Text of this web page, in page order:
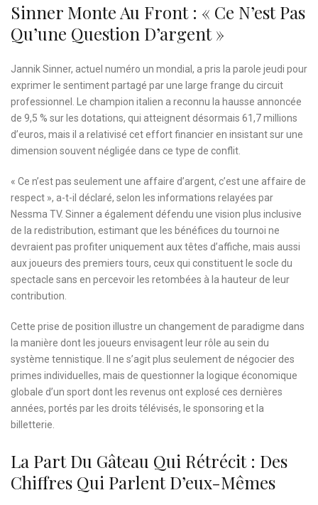
Sinner Monte Au Front : « Ce N’est Pas
Qu’une Question D’argent »
Jannik Sinner, actuel numéro un mondial, a pris la parole jeudi pour
exprimer le sentiment partagé par une large frange du circuit
professionnel. Le champion italien a reconnu la hausse annoncée
de 9,5 % sur les dotations, qui atteignent désormais 61,7 millions
d’euros, mais il a relativisé cet effort financier en insistant sur une
dimension souvent négligée dans ce type de conflit.
« Ce n’est pas seulement une affaire d’argent, c’est une affaire de
respect », a-t-il déclaré, selon les informations relayées par
Nessma TV. Sinner a également défendu une vision plus inclusive
de la redistribution, estimant que les bénéfices du tournoi ne
devraient pas profiter uniquement aux têtes d’affiche, mais aussi
aux joueurs des premiers tours, ceux qui constituent le socle du
spectacle sans en percevoir les retombées à la hauteur de leur
contribution.
Cette prise de position illustre un changement de paradigme dans
la manière dont les joueurs envisagent leur rôle au sein du
système tennistique. Il ne s’agit plus seulement de négocier des
primes individuelles, mais de questionner la logique économique
globale d’un sport dont les revenus ont explosé ces dernières
années, portés par les droits télévisés, le sponsoring et la
billetterie.
La Part Du Gâteau Qui Rétrécit : Des
Chiffres Qui Parlent D’eux-Mêmes